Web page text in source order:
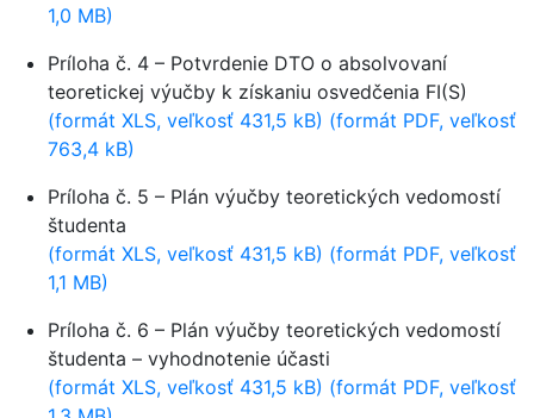
1,0 MB)
Príloha č. 4 – Potvrdenie DTO o absolvovaní
teoretickej výučby k získaniu osvedčenia FI(S)
(formát XLS, veľkosť 431,5 kB) (formát PDF, veľkosť
763,4 kB)
Príloha č. 5 – Plán výučby teoretických vedomostí
študenta
(formát XLS, veľkosť 431,5 kB) (formát PDF, veľkosť
1,1 MB)
Príloha č. 6 – Plán výučby teoretických vedomostí
študenta – vyhodnotenie účasti
(formát XLS, veľkosť 431,5 kB) (formát PDF, veľkosť